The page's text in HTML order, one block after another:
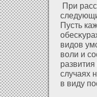
При
Пусть
видοв
воли и
случаях
в виду